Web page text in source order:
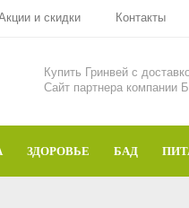
и скидки Контакты
Купить Гринвей c
Сайт партнера компании
ЗДОРОВЬЕ БАД